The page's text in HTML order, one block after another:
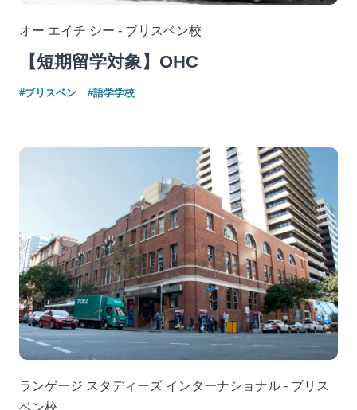
オー エイチ シー - ブリスベン校
【短期留学対象】OHC
#ブリスベン #語学学校
ランゲージ スタディーズ インターナショナル - ブリス
ベン校